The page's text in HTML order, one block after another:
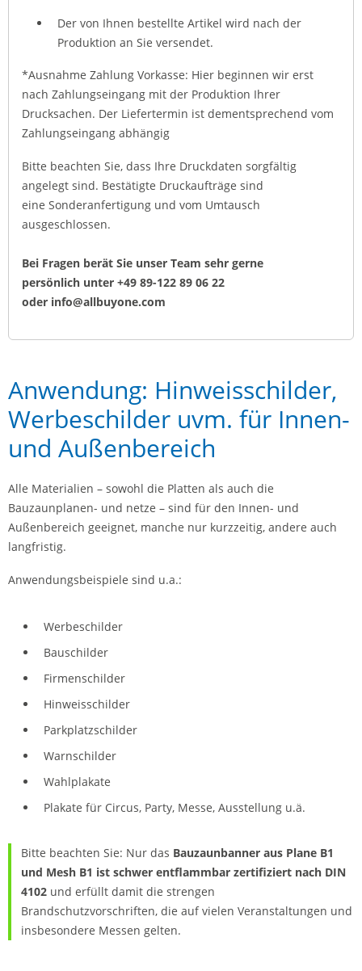
Der von Ihnen bestellte Artikel wird nach der
Produktion an Sie versendet.
*Ausnahme Zahlung Vorkasse: Hier beginnen wir erst
nach Zahlungseingang mit der Produktion Ihrer
Drucksachen. Der Liefertermin ist dementsprechend vom
Zahlungseingang abhängig
Bitte beachten Sie, dass Ihre Druckdaten sorgfältig
angelegt sind. Bestätigte Druckaufträge sind
eine Sonderanfertigung und vom Umtausch
ausgeschlossen.
Bei Fragen berät Sie unser Team sehr gerne
persönlich unter +49 89-122 89 06 22
oder info@allbuyone.com
Anwendung: Hinweisschilder,
Werbeschilder uvm. für Innen-
und Außenbereich
Alle Materialien – sowohl die Platten als auch die
Bauzaunplanen- und netze – sind für den Innen- und
Außenbereich geeignet, manche nur kurzzeitig, andere auch
langfristig.
Anwendungsbeispiele sind u.a.:
Werbeschilder
Bauschilder
Firmenschilder
Hinweisschilder
Parkplatzschilder
Warnschilder
Wahlplakate
Plakate für Circus, Party, Messe, Ausstellung u.ä.
Bitte beachten Sie: Nur das Bauzaunbanner aus Plane B1
und Mesh B1 ist schwer entflammbar zertifiziert nach DIN
4102 und erfüllt damit die strengen
Brandschutzvorschriften, die auf vielen Veranstaltungen und
insbesondere Messen gelten.